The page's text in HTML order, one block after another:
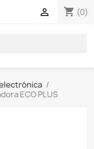
shopping_cart (0)

ECO PLUS